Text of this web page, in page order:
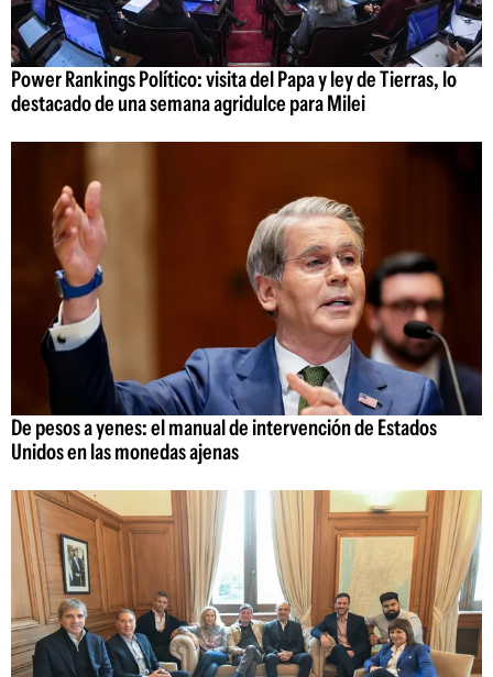
Power Rankings Político: visita del Papa y ley de Tierras, lo
destacado de una semana agridulce para Milei
De pesos a yenes: el manual de intervención de Estados
Unidos en las monedas ajenas